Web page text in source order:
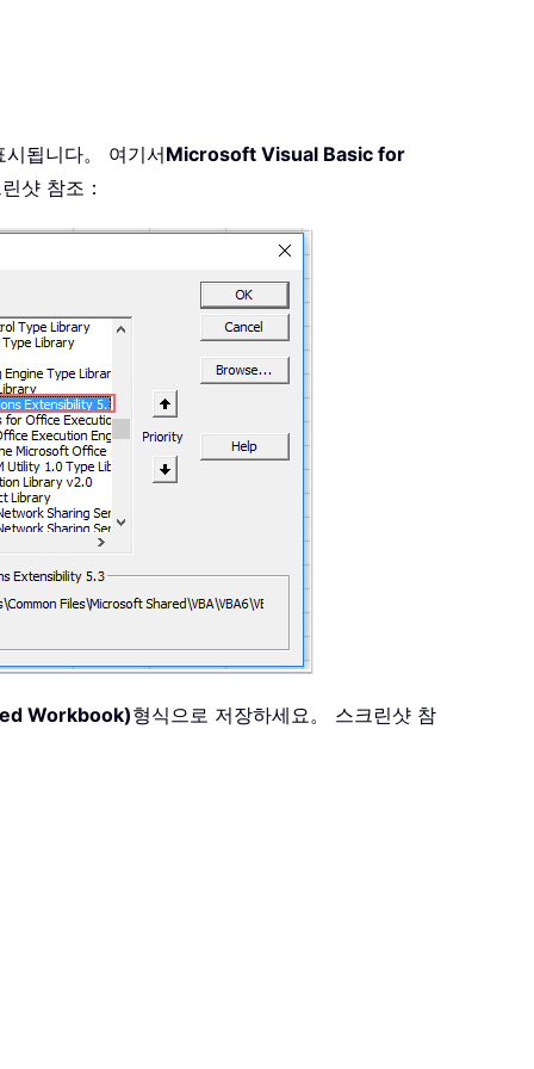
됩니다。 여기서Microsoft Visual Basic for
샷 참조：
Workbook)형식으로 저장하세요。 스크린샷 참